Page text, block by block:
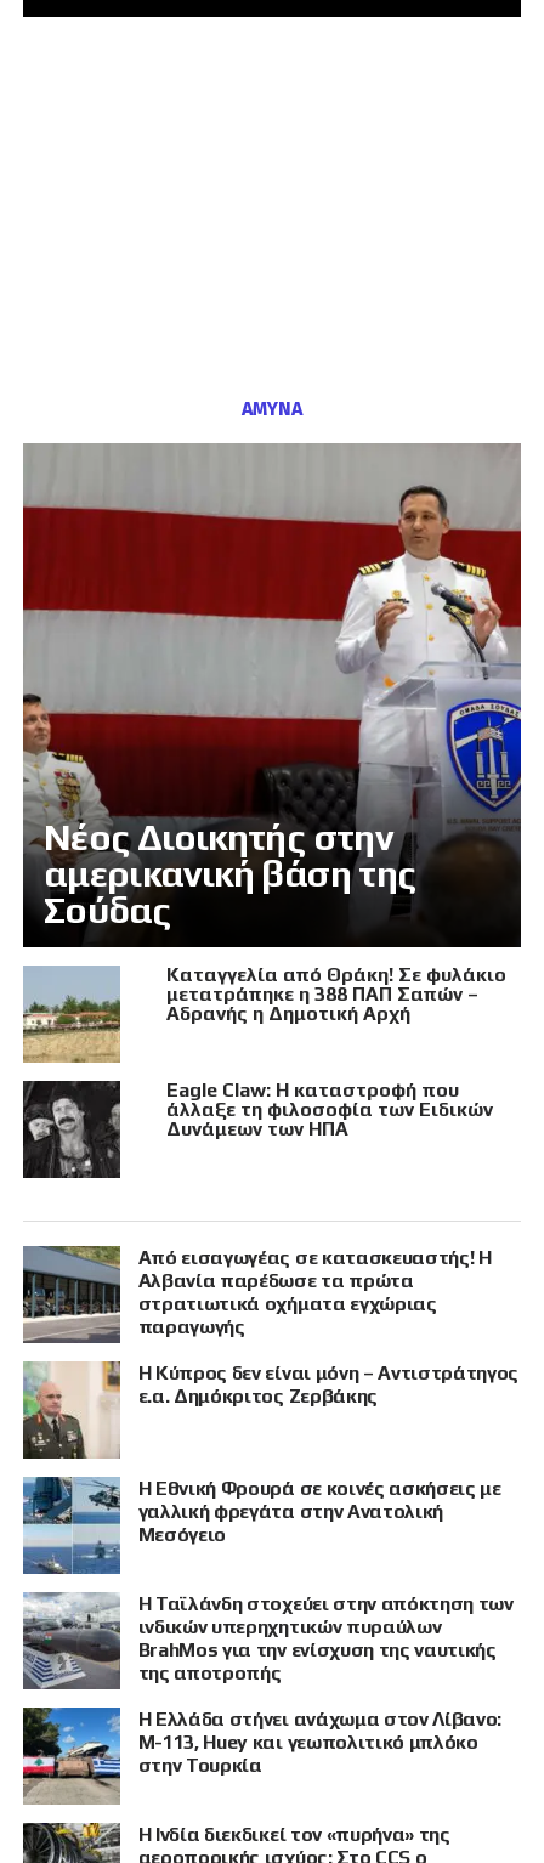
ΑΜΥΝΑ
Νέος Διοικητής στην
αμερικανική βάση της
Σούδας
Καταγγελία από Θράκη! Σε φυλάκιο
μετατράπηκε η 388 ΠΑΠ Σαπών –
Αδρανής η Δημοτική Αρχή
Eagle Claw: Η καταστροφή που
άλλαξε τη φιλοσοφία των Ειδικών
Δυνάμεων των ΗΠΑ
Από εισαγωγέας σε κατασκευαστής! Η
Αλβανία παρέδωσε τα πρώτα
στρατιωτικά οχήματα εγχώριας
παραγωγής
Η Κύπρος δεν είναι μόνη – Αντιστράτηγος
ε.α. Δημόκριτος Ζερβάκης
Η Εθνική Φρουρά σε κοινές ασκήσεις με
γαλλική φρεγάτα στην Ανατολική
Μεσόγειο
Η Ταϊλάνδη στοχεύει στην απόκτηση των
ινδικών υπερηχητικών πυραύλων
BrahMos για την ενίσχυση της ναυτικής
της αποτροπής
Η Ελλάδα στήνει ανάχωμα στον Λίβανο:
M-113, Huey και γεωπολιτικό μπλόκο
στην Τουρκία
Η Ινδία διεκδικεί τον «πυρήνα» της
αεροπορικής ισχύος: Στο CCS ο